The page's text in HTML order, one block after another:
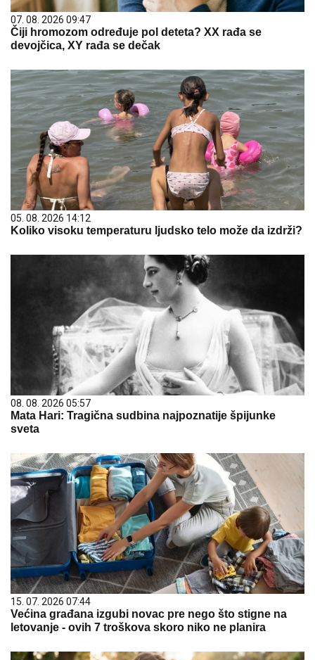
07. 08. 2026 09:47
Čiji hromozom određuje pol deteta? XX rađa se
devojčica, XY rađa se dečak
05. 08. 2026 14:12
Koliko visoku temperaturu ljudsko telo može da izdrži?
08. 08. 2026 05:57
Mata Hari: Tragična sudbina najpoznatije špijunke
sveta
15. 07. 2026 07:44
Većina građana izgubi novac pre nego što stigne na
letovanje - ovih 7 troškova skoro niko ne planira